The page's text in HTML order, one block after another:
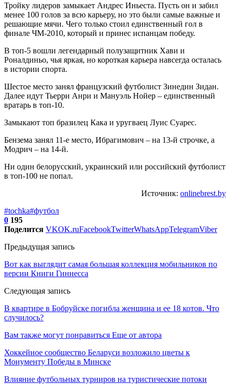
Тройку лидеров замыкает Андрес Иньеста. Пусть он и забил
менее 100 голов за всю карьеру, но это были самые важные и
решающие мячи. Чего только стоил единственный гол в
финале ЧМ-2010, который и принес испанцам победу.
В топ-5 вошли легендарный полузащитник Хави и
Роналдиньо, чья яркая, но короткая карьера навсегда осталась
в истории спорта.
Шестое место занял французский футболист Зинедин Зидан.
Далее идут Тьерри Анри и Мануэль Нойер – единственный
вратарь в топ-10.
Замыкают топ бразилец Кака и уругваец Луис Суарес.
Бензема занял 11-е место, Ибрагимович – на 13-й строчке, а
Модрич – на 14-й.
Ни один белорусский, украинский или российский футболист
в топ-100 не попал.
Источник: onlinebrest.by
#tochka#футбол
0 195
Поделится VKOK.ruFacebookTwitterWhatsAppTelegramViber
Предыдущая запись
Вот как выглядит самая большая коллекция мобильников по
версии Книги Гиннесса
Следующая запись
В квартире в Бобруйске погибла женщина и ее 18 котов. Что
случилось?
Вам также могут понравиться Еще от автора
Хоккейное сообщество Беларуси возложило цветы к
Монументу Победы в Минске
Влияние футбольных турниров на туристические потоки